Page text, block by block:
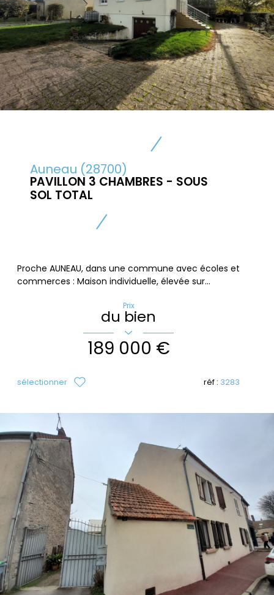
Auneau (28700)
PAVILLON 3 CHAMBRES - SOUS
SOL TOTAL
Proche AUNEAU, dans une commune avec écoles et
commerces : Maison individuelle, élevée sur...
Prix
du bien
189 000 €
sélectionner réf : 3283